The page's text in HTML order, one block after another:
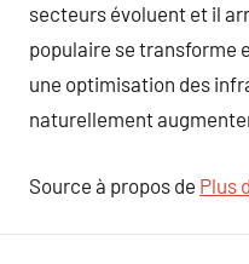
secteurs évoluent et il
populaire se transforme
une optimisation des
naturellement
Source à propos de Plus